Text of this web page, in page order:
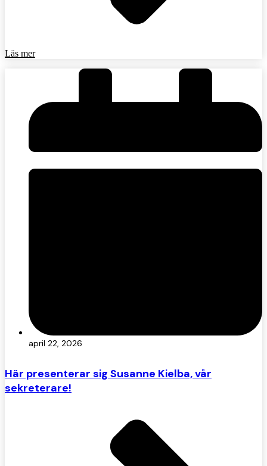
Läs mer
april 22, 2026
Här presenterar sig Susanne Kielba, vår
sekreterare!